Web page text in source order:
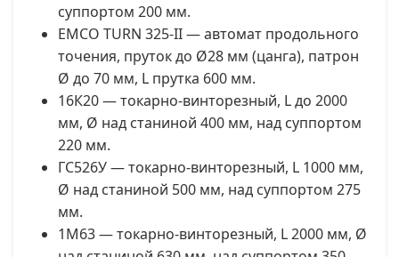
суппортом 200 мм.
EMCO TURN 325-II — автомат продольного
точения, пруток до Ø28 мм (цанга), патрон
Ø до 70 мм, L прутка 600 мм.
16К20 — токарно-винторезный, L до 2000
мм, Ø над станиной 400 мм, над суппортом
220 мм.
ГС526У — токарно-винторезный, L 1000 мм,
Ø над станиной 500 мм, над суппортом 275
мм.
1М63 — токарно-винторезный, L 2000 мм, Ø